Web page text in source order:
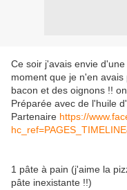
Ce soir j'avais envie
moment que je n'en
bacon et des oignons !!
Préparée avec de l'huile
Partenaire https://
1 pâte à pain (j'aime la
pâte inexistante !!)